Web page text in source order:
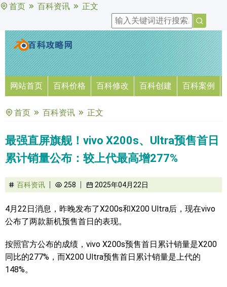
首页 百科资讯 正文
网站首页 百科价格 百科修改 百科创建 百科案例
首页 百科资讯 正文
最强直屏旗舰！vivo X200s、Ultra预售首日
累计销量公布：较上代最高增277%
百科资讯 258 2025年04月22日
4月22日消息，昨晚发布了X200s和X200 Ultra后，现在vivo
公布了两款新机预售首日的表现。
按照官方公布的成绩，vivo X200s预售首日累计销量是X200
同比的277%，而X200 Ultra预售首日累计销量是上代的
148%。